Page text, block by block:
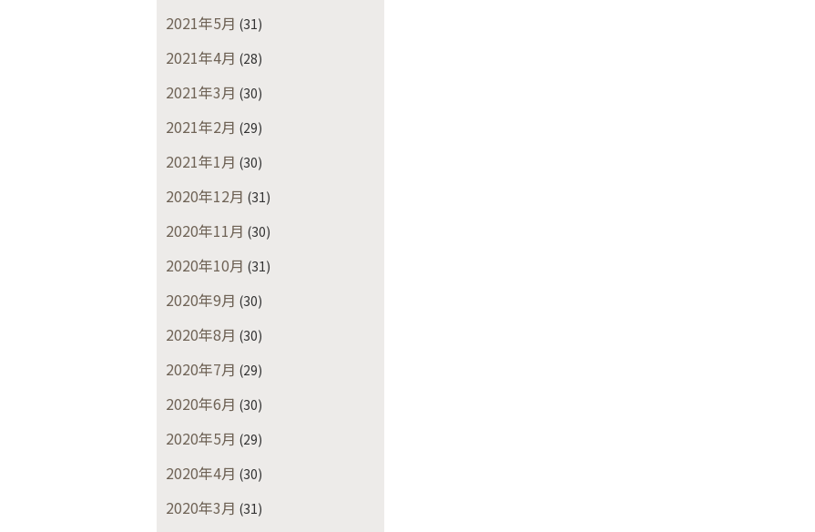
2021年5月 (31)
2021年4月 (28)
2021年3月 (30)
2021年2月 (29)
2021年1月 (30)
2020年12月 (31)
2020年11月 (30)
2020年10月 (31)
2020年9月 (30)
2020年8月 (30)
2020年7月 (29)
2020年6月 (30)
2020年5月 (29)
2020年4月 (30)
2020年3月 (31)